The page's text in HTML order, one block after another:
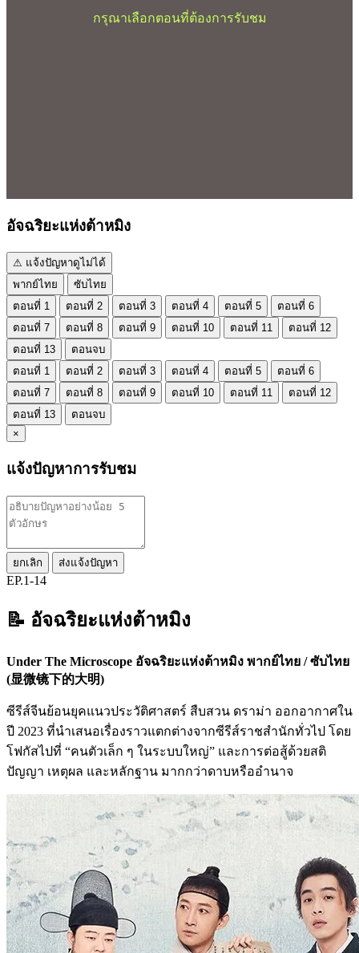
กรุณาเลือกตอนที่ต้องการรับชม
อัจฉริยะแห่งต้าหมิง
⚠ แจ้งปัญหาดูไม่ได้
พากย์ไทย
ซับไทย
ตอนที่ 1
ตอนที่ 2 ตอนที่ 3 ตอนที่ 4 ตอนที่ 5
ตอนที่ 6
ตอนที่ 7
ตอนที่ 8 ตอนที่ 9 ตอนที่ 10 ตอนที่ 11
ตอนที่ 12
ตอนที่ 13
ตอนจบ
ตอนที่ 1
ตอนที่ 2 ตอนที่ 3 ตอนที่ 4 ตอนที่ 5
ตอนที่ 6
ตอนที่ 7
ตอนที่ 8 ตอนที่ 9 ตอนที่ 10 ตอนที่ 11
ตอนที่ 12
ตอนที่ 13
ตอนจบ
×
แจ้งปัญหาการรับชม
ยกเลิก ส่งแจ้งปัญหา
EP.1-14
📝 อัจฉริยะแห่งต้าหมิง
Under The Microscope อัจฉริยะแห่งต้าหมิง พากย์ไทย / ซับไทย
(显微镜下的大明)
ซีรีส์จีนย้อนยุคแนวประวัติศาสตร์ สืบสวน ดราม่า ออกอากาศใน
ปี 2023 ที่นำเสนอเรื่องราวแตกต่างจากซีรีส์ราชสำนักทั่วไป โดย
โฟกัสไปที่ “คนตัวเล็ก ๆ ในระบบใหญ่” และการต่อสู้ด้วยสติ
ปัญญา เหตุผล และหลักฐาน มากกว่าดาบหรืออำนาจ